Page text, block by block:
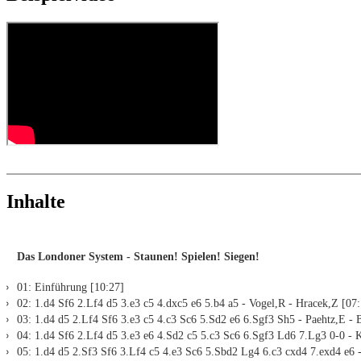
Eine der Grundstellungen des Londoner Systems entsteht nach
Direkte Auswertung in Eröffnungsreferenz mit Partienreferenz,
Inhalte
Das Londoner System - Staunen! Spielen! Siegen!
01: Einführung [10:27]
02: 1.d4 Sf6 2.Lf4 d5 3.e3 c5 4.dxc5 e6 5.b4 a5 - Vogel,R - Hracek,Z
03: 1.d4 d5 2.Lf4 Sf6 3.e3 c5 4.c3 Sc6 5.Sd2 e6 6.Sgf3 Sh5 - Paehtz,E -
04: 1.d4 Sf6 2.Lf4 d5 3.e3 e6 4.Sd2 c5 5.c3 Sc6 6.Sgf3 Ld6 7.Lg3 0-0 -
05: 1.d4 d5 2.Sf3 Sf6 3.Lf4 c5 4.e3 Sc6 5.Sbd2 Lg4 6.c3 cxd4 7.exd4 e6